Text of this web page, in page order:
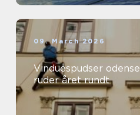
09. March 2026
Vinduespudser odense sådan får du rene
ruder året rundt